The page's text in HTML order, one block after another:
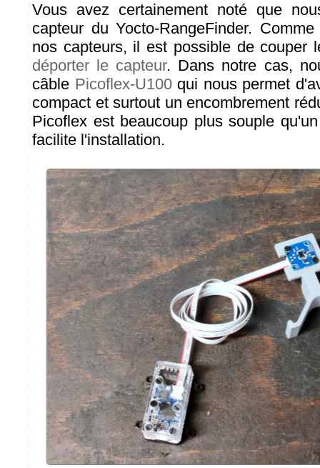
Vous avez certainement noté que
capteur du Yocto-RangeFinder.
nos capteurs, il est possible de couper
déporter le capteur. Dans notre cas,
câble Picoflex-U100qui nous permet
compact et surtout un encombrement
Picoflex est beaucoup plus souple
facilite l'installation.